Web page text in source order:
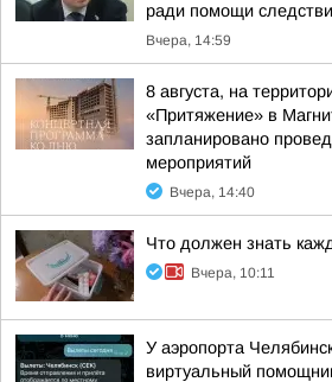
ради помощи
Вчера, 14:59
8 августа, на
«Притяжение» в
запланировано
мероприятий
Вчера, 14:40
Что должен знать
Вчера, 10:11
У аэропорта
виртуальный